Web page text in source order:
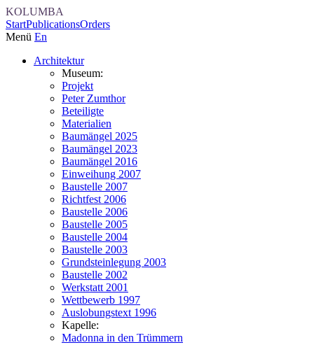
KOLUMBA
StartPublicationsOrders
Menü En
Architektur
Museum:
Projekt
Peter Zumthor
Beteiligte
Materialien
Baumängel 2025
Baumängel 2023
Baumängel 2016
Einweihung 2007
Baustelle 2007
Richtfest 2006
Baustelle 2006
Baustelle 2005
Baustelle 2004
Baustelle 2003
Grundsteinlegung 2003
Baustelle 2002
Werkstatt 2001
Wettbewerb 1997
Auslobungstext 1996
Kapelle:
Madonna in den Trümmern